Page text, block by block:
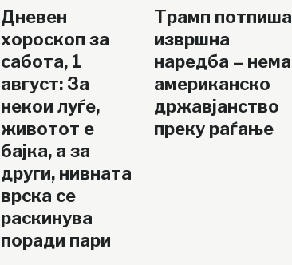
Дневен
хороскоп за
сабота, 1
август: За
некои луѓе,
животот е
бајка, а за
други, нивната
врска се
раскинува
поради пари
Трамп потпиша
извршна
наредба – нема
американско
државјанство
преку раѓање